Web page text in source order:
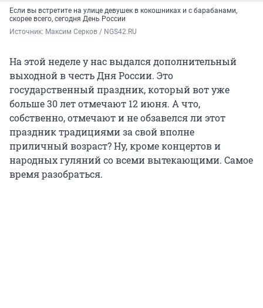
Если вы встретите на улице девушек в кокошниках и с барабанами,
скорее всего, сегодня День России
Источник: Максим Серков / NGS42.RU
На этой неделе у нас выдался дополнительный
выходной в честь Дня России. Это
государственный праздник, который вот уже
больше 30 лет отмечают 12 июня. А что,
собственно, отмечают и не обзавелся ли этот
праздник традициями за свой вполне
приличный возраст? Ну, кроме концертов и
народных гуляний со всеми вытекающими. Самое
время разобраться.